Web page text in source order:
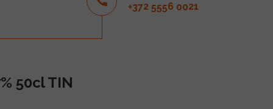
+372 5556 0021
50cl TIN